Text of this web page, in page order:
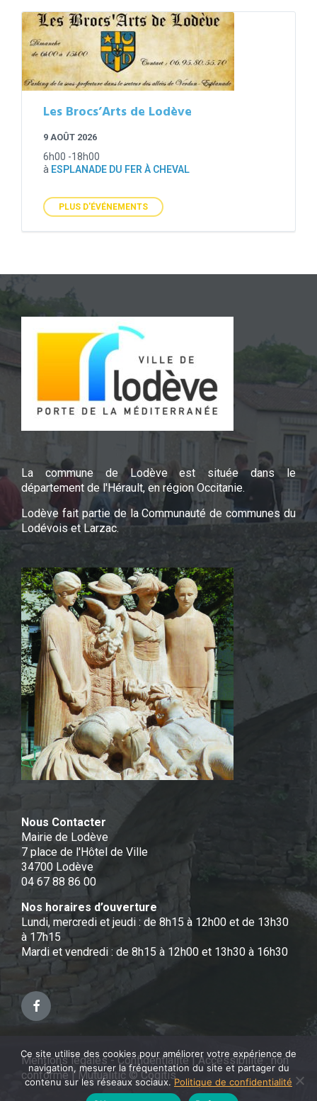
Les Brocs’Arts de Lodève
9 AOÛT 2026
6h00 -18h00
à ESPLANADE DU FER À CHEVAL
PLUS D'ÉVÉNEMENTS
La commune de Lodève est située dans le
département de l'Hérault, en région Occitanie.
Lodève fait partie de la Communauté de communes du
Lodévois et Larzac.
Nous Contacter
Mairie de Lodève
7 place de l'Hôtel de Ville
34700 Lodève
04 67 88 86 00
Nos horaires d’ouverture
Lundi, mercredi et jeudi : de 8h15 à 12h00 et de 13h30
à 17h15
Mardi et vendredi : de 8h15 à 12h00 et 13h30 à 16h30
Facebook
Mentions légales - Confidentialité|Accessibilité : non
conforme| Mutualitic © Cogitis
Ce site utilise des cookies pour améliorer votre expérience de
navigation, mesurer la fréquentation du site et partager du
contenu sur les réseaux sociaux.Politique de confidentialité